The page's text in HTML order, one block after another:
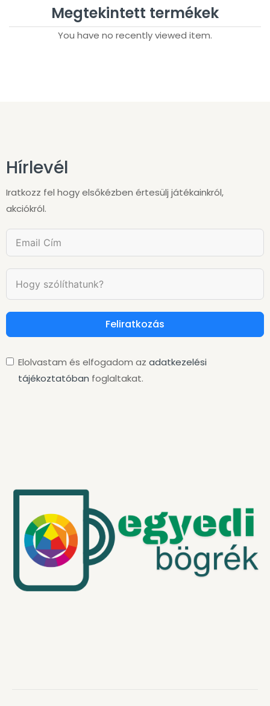
Megtekintett termékek
You have no recently viewed item.
Hírlevél
Iratkozz fel hogy elsőkézben értesülj játékainkról,
akciókról.
Feliratkozás
Elolvastam és elfogadom az adatkezelési
tájékoztatóban foglaltakat.